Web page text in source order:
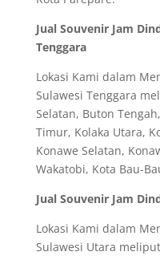
Jual Souvenir Jam
Tenggara
Lokasi Kami dalam
Sulawesi Tenggara
Selatan, Buton
Timur, Kolaka Utara,
Konawe Selatan,
Wakatobi, Kota Bau-
Jual Souvenir Jam
Lokasi Kami dalam
Sulawesi Utara